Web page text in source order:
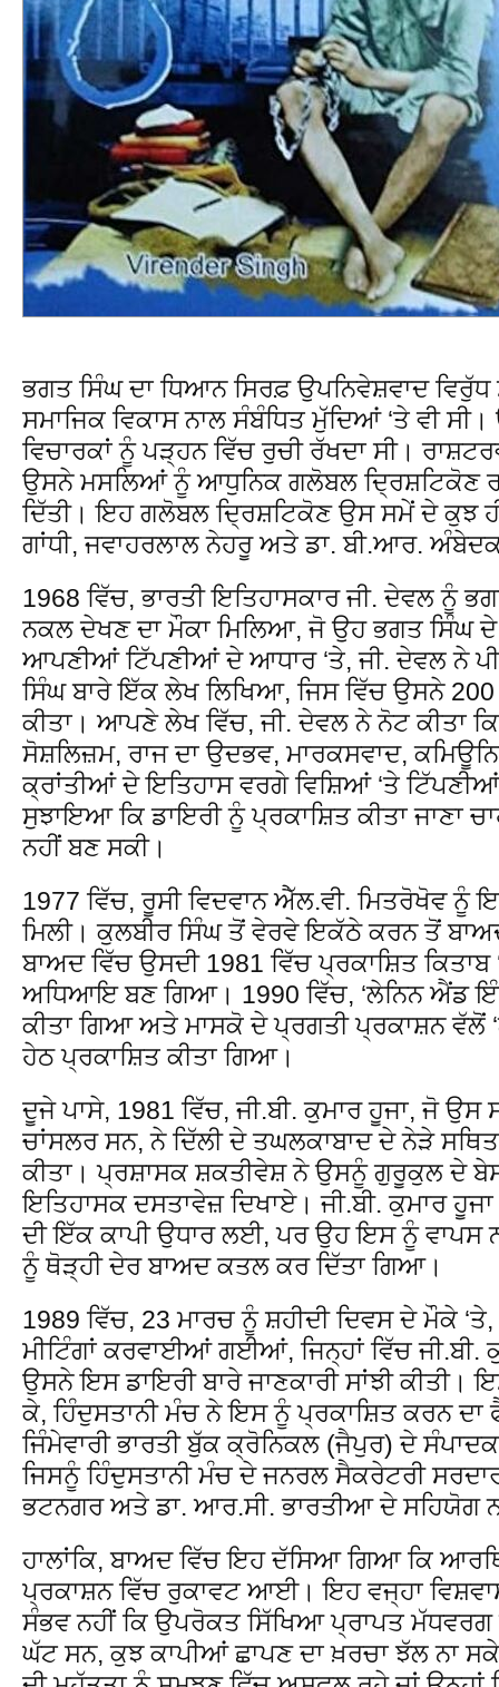
ਭਗਤ ਸਿੰਘ ਦਾ ਧਿਆਨ ਸਿਰਫ਼ ਉਪਨਿਵੇਸ਼ਵਾਦ ਵਿਰੁੱਧ
ਸਮਾਜਿਕ ਵਿਕਾਸ ਨਾਲ ਸੰਬੰਧਿਤ ਮੁੱਦਿਆਂ ‘ਤੇ ਵੀ
ਵਿਚਾਰਕਾਂ ਨੂੰ ਪੜ੍ਹਨ ਵਿੱਚ ਰੁਚੀ ਰੱਖਦਾ ਸੀ।
ਉਸਨੇ ਮਸਲਿਆਂ ਨੂੰ ਆਧੁਨਿਕ ਗਲੋਬਲ ਦ੍ਰਿਸ਼ਟਿਕੋਣ
ਦਿੱਤੀ। ਇਹ ਗਲੋਬਲ ਦ੍ਰਿਸ਼ਟਿਕੋਣ ਉਸ ਸਮੇਂ ਦੇ ਕੁਝ ਹੀ
ਗਾਂਧੀ, ਜਵਾਹਰਲਾਲ ਨੇਹਰੂ ਅਤੇ ਡਾ. ਬੀ.ਆਰ.
1968 ਵਿੱਚ, ਭਾਰਤੀ ਇਤਿਹਾਸਕਾਰ ਜੀ. ਦੇਵਲ ਨੂੰ
ਨਕਲ ਦੇਖਣ ਦਾ ਮੌਕਾ ਮਿਲਿਆ, ਜੋ ਉਹ ਭਗਤ ਸਿੰਘ
ਆਪਣੀਆਂ ਟਿੱਪਣੀਆਂ ਦੇ ਆਧਾਰ ‘ਤੇ, ਜੀ. ਦੇਵਲ ਨੇ
ਸਿੰਘ ਬਾਰੇ ਇੱਕ ਲੇਖ ਲਿਖਿਆ, ਜਿਸ ਵਿੱਚ ਉਸਨੇ 200
ਕੀਤਾ। ਆਪਣੇ ਲੇਖ ਵਿੱਚ, ਜੀ. ਦੇਵਲ ਨੇ ਨੋਟ ਕੀਤਾ
ਸੋਸ਼ਲਿਜ਼ਮ, ਰਾਜ ਦਾ ਉਦਭਵ, ਮਾਰਕਸਵਾਦ,
ਕ੍ਰਾਂਤੀਆਂ ਦੇ ਇਤਿਹਾਸ ਵਰਗੇ ਵਿਸ਼ਿਆਂ ‘ਤੇ
ਸੁਝਾਇਆ ਕਿ ਡਾਇਰੀ ਨੂੰ ਪ੍ਰਕਾਸ਼ਿਤ ਕੀਤਾ ਜਾਣਾ
ਨਹੀਂ ਬਣ ਸਕੀ।
1977 ਵਿੱਚ, ਰੂਸੀ ਵਿਦਵਾਨ ਐੱਲ.ਵੀ. ਮਿਤਰੋਖੋਵ ਨੂੰ
ਮਿਲੀ। ਕੁਲਬੀਰ ਸਿੰਘ ਤੋਂ ਵੇਰਵੇ ਇਕੱਠੇ ਕਰਨ ਤੋਂ
ਬਾਅਦ ਵਿੱਚ ਉਸਦੀ 1981 ਵਿੱਚ ਪ੍ਰਕਾਸ਼ਿਤ
ਅਧਿਆਇ ਬਣ ਗਿਆ। 1990 ਵਿੱਚ, ‘ਲੇਨਿਨ ਐਂਡ
ਕੀਤਾ ਗਿਆ ਅਤੇ ਮਾਸਕੋ ਦੇ ਪ੍ਰਗਤੀ ਪ੍ਰਕਾਸ਼ਨ ਵੱਲੋਂ
ਹੇਠ ਪ੍ਰਕਾਸ਼ਿਤ ਕੀਤਾ ਗਿਆ।
ਦੂਜੇ ਪਾਸੇ, 1981 ਵਿੱਚ, ਜੀ.ਬੀ. ਕੁਮਾਰ ਹੂਜਾ, ਜੋ
ਚਾਂਸਲਰ ਸਨ, ਨੇ ਦਿੱਲੀ ਦੇ ਤਘਲਕਾਬਾਦ ਦੇ ਨੇੜੇ
ਕੀਤਾ। ਪ੍ਰਸ਼ਾਸਕ ਸ਼ਕਤੀਵੇਸ਼ ਨੇ ਉਸਨੂੰ ਗੁਰੂਕੁਲ ਦੇ
ਇਤਿਹਾਸਕ ਦਸਤਾਵੇਜ਼ ਦਿਖਾਏ। ਜੀ.ਬੀ. ਕੁਮਾਰ
ਦੀ ਇੱਕ ਕਾਪੀ ਉਧਾਰ ਲਈ, ਪਰ ਉਹ ਇਸ ਨੂੰ ਵਾਪਸ
ਨੂੰ ਥੋੜ੍ਹੀ ਦੇਰ ਬਾਅਦ ਕਤਲ ਕਰ ਦਿੱਤਾ ਗਿਆ।
1989 ਵਿੱਚ, 23 ਮਾਰਚ ਨੂੰ ਸ਼ਹੀਦੀ ਦਿਵਸ ਦੇ ਮੌਕੇ
ਮੀਟਿੰਗਾਂ ਕਰਵਾਈਆਂ ਗਈਆਂ, ਜਿਨ੍ਹਾਂ ਵਿੱਚ ਜੀ.ਬੀ.
ਉਸਨੇ ਇਸ ਡਾਇਰੀ ਬਾਰੇ ਜਾਣਕਾਰੀ ਸਾਂਝੀ ਕੀਤੀ।
ਕੇ, ਹਿੰਦੁਸਤਾਨੀ ਮੰਚ ਨੇ ਇਸ ਨੂੰ ਪ੍ਰਕਾਸ਼ਿਤ ਕਰਨ ਦਾ
ਜਿੰਮੇਵਾਰੀ ਭਾਰਤੀ ਬੁੱਕ ਕ੍ਰੋਨਿਕਲ (ਜੈਪੁਰ) ਦੇ
ਜਿਸਨੂੰ ਹਿੰਦੁਸਤਾਨੀ ਮੰਚ ਦੇ ਜਨਰਲ ਸੈਕਰੇਟਰੀ
ਭਟਨਗਰ ਅਤੇ ਡਾ. ਆਰ.ਸੀ. ਭਾਰਤੀਆ ਦੇ ਸਹਿਯੋਗ
ਹਾਲਾਂਕਿ, ਬਾਅਦ ਵਿੱਚ ਇਹ ਦੱਸਿਆ ਗਿਆ ਕਿ
ਪ੍ਰਕਾਸ਼ਨ ਵਿੱਚ ਰੁਕਾਵਟ ਆਈ। ਇਹ ਵਜ੍ਹਾ
ਸੰਭਵ ਨਹੀਂ ਕਿ ਉਪਰੋਕਤ ਸਿੱਖਿਆ ਪ੍ਰਾਪਤ
ਘੱਟ ਸਨ, ਕੁਝ ਕਾਪੀਆਂ ਛਾਪਣ ਦਾ ਖ਼ਰਚਾ ਝੱਲ ਨਾ